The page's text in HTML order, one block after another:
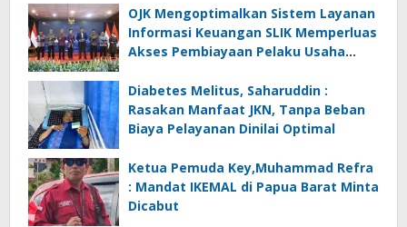
OJK Mengoptimalkan Sistem Layanan
Informasi Keuangan SLIK Memperluas
Akses Pembiayaan Pelaku Usaha
Diabetes Melitus, Saharuddin :
Rasakan Manfaat JKN, Tanpa Beban
Biaya Pelayanan Dinilai Optimal
Ketua Pemuda Key,Muhammad Refra
: Mandat IKEMAL di Papua Barat Minta
Dicabut